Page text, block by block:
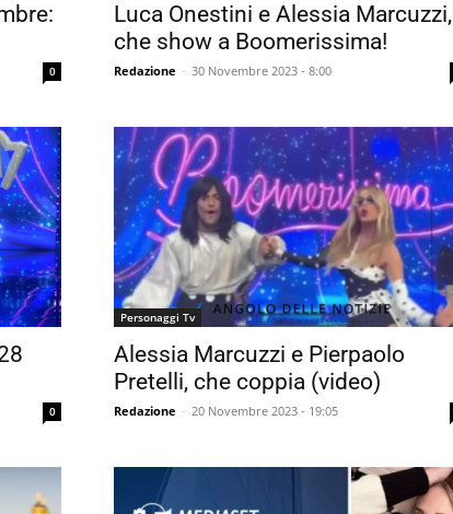
0
Luca Onestini e Alessia Marcuzzi,
che show a Boomerissima!
Redazione - 30 Novembre 2023 - 8:00
0
Personaggi Tv
Alessia Marcuzzi e Pierpaolo
Pretelli, che coppia (video)
Redazione - 20 Novembre 2023 - 19:05